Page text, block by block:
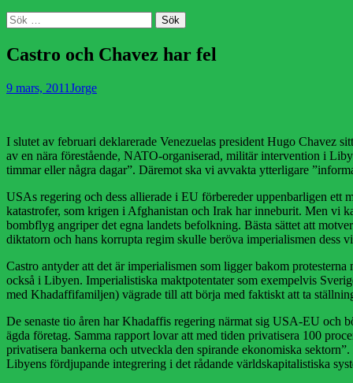
Sök
Sök
efter:
Castro och Chavez har fel
Publicerad
9 mars, 2011 Författare
Jorge
I slutet av februari deklarerade Venezuelas president Hugo Chavez
av en nära förestående, NATO-organiserad, militär intervention i
timmar eller några dagar”. Däremot ska vi avvakta ytterligare
USAs regering och dess allierade i EU förbereder uppenbarligen
katastrofer, som krigen i Afghanistan och Irak har inneburit. Men vi
bombflyg angriper det egna landets befolkning. Bästa sättet att
diktatorn och hans korrupta regim skulle beröva imperialismen dess
Castro antyder att det är imperialismen som ligger bakom
också i Libyen. Imperialistiska maktpotentater som exempelvis
med Khadaffifamiljen) vägrade till att börja med faktiskt att ta
De senaste tio åren har Khadaffis regering närmat sig USA-EU och
ägda företag. Samma rapport lovar att med tiden privatisera 100
privatisera bankerna och utveckla den spirande ekonomiska
Libyens fördjupande integrering i det rådande världskapitalistiska